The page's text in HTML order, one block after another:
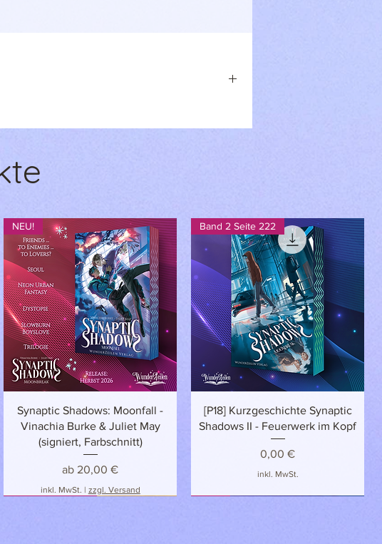
Schnellansicht
NEU!
Synaptic Shadows: Moonfall -
Vinachia Burke & Juliet May
(signiert, Farbschnitt)
ab 20,00 €
Sale-Preis
inkl. MwSt. | zzgl. Versand
Schnellansicht
Band 2 Seite 222
[P18] Kurzgeschichte Synaptic
Shadows II - Feuerwerk im Kopf
Preis
0,00 €
inkl. MwSt.